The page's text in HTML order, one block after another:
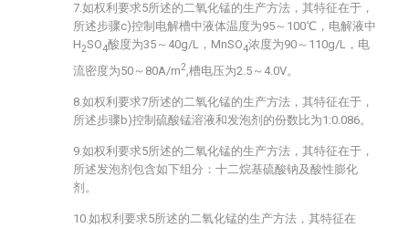
7.如权利要求5所述的二氧化锰的生产方法，其特征在于，
所述步骤c)控制电解槽中液体温度为95～100℃，电解液中
H2SO4酸度为35～40g/L，MnSO4浓度为90～110g/L，电
流密度为50～80A/m2 ,槽电压为2.5～4.0V。
8.如权利要求7所述的二氧化锰的生产方法，其特征在于，
所述步骤b)控制硫酸锰溶液和发泡剂的份数比为1:0.086。
9.如权利要求5所述的二氧化锰的生产方法，其特征在于，
所述发泡剂包含如下组分：十二烷基硫酸钠及酸性膨化
剂。
10.如权利要求5所述的二氧化锰的生产方法，其特征在